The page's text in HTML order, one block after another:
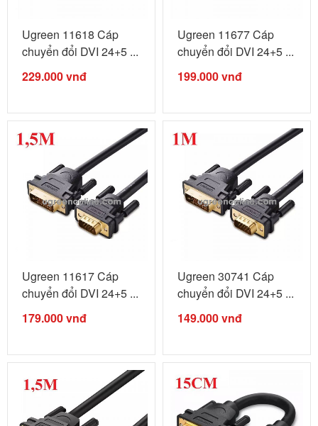
Ugreen 11618 Cáp
chuyển đổi DVI 24+5 ...
229.000vnđ
Ugreen 11677 Cáp
chuyển đổi DVI 24+5 ...
199.000vnđ
Ugreen 11617 Cáp
chuyển đổi DVI 24+5 ...
179.000vnđ
Ugreen 30741 Cáp
chuyển đổi DVI 24+5 ...
149.000vnđ